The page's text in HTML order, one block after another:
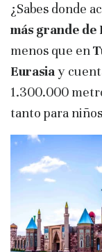
¿Sabes donde
más grande de
menos que en
Eurasiay
1.300.000
tanto para